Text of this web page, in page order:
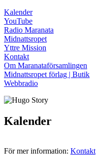
Kalender
YouTube
Radio Maranata
Midnattsropet
Yttre Mission
Kontakt
Om Maranataförsamlingen
Midnattsropet förlag | Butik
Webbradio
Kalender
För mer information: Kontakt